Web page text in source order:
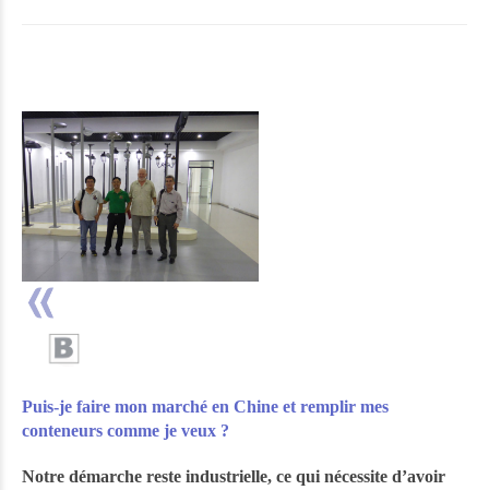
Puis-je faire mon marché en Chine et remplir mes
conteneurs comme je veux ?
Notre démarche reste industrielle, ce qui nécessite d’avoir